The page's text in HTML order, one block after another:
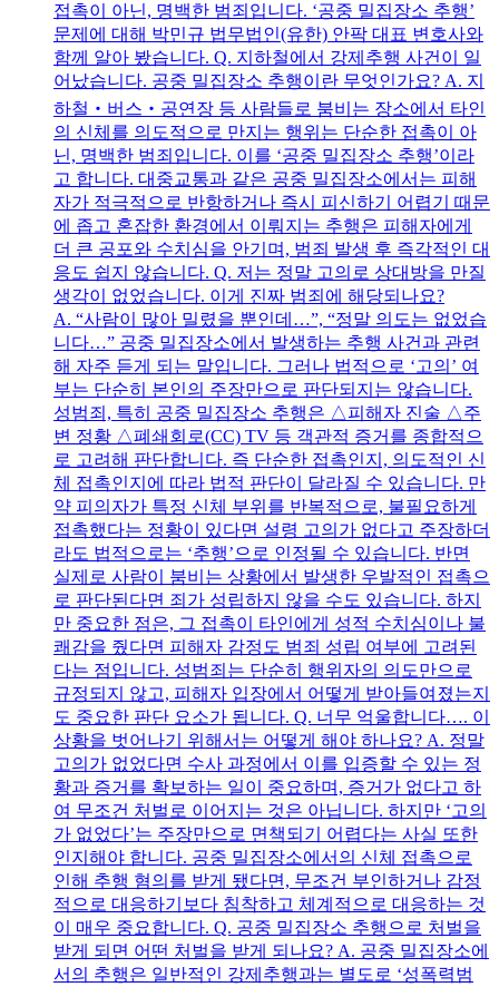
접촉이 아닌, 명백한 범죄입니다. ‘공중 밀집장소 추행’
문제에 대해 박민규 법무법인(유한) 안팍 대표 변호사와
함께 알아 봤습니다. Q. 지하철에서 강제추행 사건이 일
어났습니다. 공중 밀집장소 추행이란 무엇인가요? A. 지
하철‧버스‧공연장 등 사람들로 붐비는 장소에서 타인
의 신체를 의도적으로 만지는 행위는 단순한 접촉이 아
닌, 명백한 범죄입니다. 이를 ‘공중 밀집장소 추행’이라
고 합니다. 대중교통과 같은 공중 밀집장소에서는 피해
자가 적극적으로 반항하거나 즉시 피신하기 어렵기 때문
에 좁고 혼잡한 환경에서 이뤄지는 추행은 피해자에게
더 큰 공포와 수치심을 안기며, 범죄 발생 후 즉각적인 대
응도 쉽지 않습니다. Q. 저는 정말 고의로 상대방을 만질
생각이 없었습니다. 이게 진짜 범죄에 해당되나요?
A. “사람이 많아 밀렸을 뿐인데…”, “정말 의도는 없었습
니다…” 공중 밀집장소에서 발생하는 추행 사건과 관련
해 자주 듣게 되는 말입니다. 그러나 법적으로 ‘고의’ 여
부는 단순히 본인의 주장만으로 판단되지는 않습니다.
성범죄, 특히 공중 밀집장소 추행은 △피해자 진술 △주
변 정황 △폐쇄회로(CC) TV 등 객관적 증거를 종합적으
로 고려해 판단합니다. 즉 단순한 접촉인지, 의도적인 신
체 접촉인지에 따라 법적 판단이 달라질 수 있습니다. 만
약 피의자가 특정 신체 부위를 반복적으로, 불필요하게
접촉했다는 정황이 있다면 설령 고의가 없다고 주장하더
라도 법적으로는 ‘추행’으로 인정될 수 있습니다. 반면
실제로 사람이 붐비는 상황에서 발생한 우발적인 접촉으
로 판단된다면 죄가 성립하지 않을 수도 있습니다. 하지
만 중요한 점은, 그 접촉이 타인에게 성적 수치심이나 불
쾌감을 줬다면 피해자 감정도 범죄 성립 여부에 고려된
다는 점입니다. 성범죄는 단순히 행위자의 의도만으로
규정되지 않고, 피해자 입장에서 어떻게 받아들여졌는지
도 중요한 판단 요소가 됩니다. Q. 너무 억울합니다…. 이
상황을 벗어나기 위해서는 어떻게 해야 하나요? A. 정말
고의가 없었다면 수사 과정에서 이를 입증할 수 있는 정
황과 증거를 확보하는 일이 중요하며, 증거가 없다고 하
여 무조건 처벌로 이어지는 것은 아닙니다. 하지만 ‘고의
가 없었다’는 주장만으로 면책되기 어렵다는 사실 또한
인지해야 합니다. 공중 밀집장소에서의 신체 접촉으로
인해 추행 혐의를 받게 됐다면, 무조건 부인하거나 감정
적으로 대응하기보다 침착하고 체계적으로 대응하는 것
이 매우 중요합니다. Q. 공중 밀집장소 추행으로 처벌을
받게 되면 어떤 처벌을 받게 되나요? A. 공중 밀집장소에
서의 추행은 일반적인 강제추행과는 별도로 ‘성폭력범